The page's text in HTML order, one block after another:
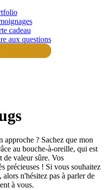
cadeau
aux questions
approche ? Sachez que mon
au bouche-à-oreille, qui est
de valeur sûre. Vos
précieuses ! Si vous souhaitez
n'hésitez pas à parler de
à vous.